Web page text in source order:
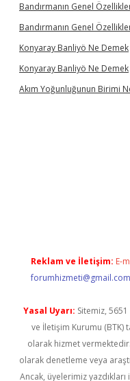
Bandırmanın Genel
Bandırmanın Genel
Konyaray Banliyö Ne Demek
Konyaray Banliyö Ne Demek
Akım Yoğunluğunun Birimi
Reklam ve İletişim: E-
forumhizmeti@gmail.com
Yasal Uyarı: Sitemiz,
ve İletişim Kurumu (BTK)
olarak hizmet
olarak denetleme veya
Ancak, üyelerimiz